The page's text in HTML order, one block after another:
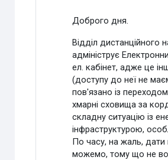
Доброго дня.
Відділ дистанційного
адмініструє
ел. кабінет, адже це
(доступу до неї не
пов'язано із
хмарні сховища за
складну ситуацію із
інфраструктурою,
По часу, на жаль, дати
можемо, тому що не